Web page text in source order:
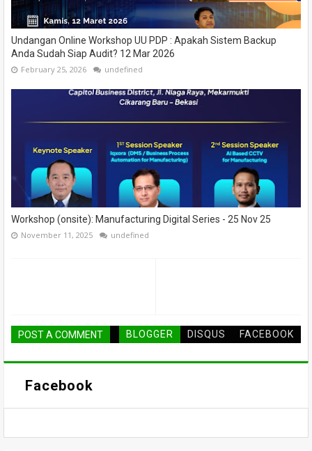
Undangan Online Workshop UU PDP : Apakah Sistem Backup
Anda Sudah Siap Audit? 12 Mar 2026
February 25, 2026 undefined
Workshop (onsite): Manufacturing Digital Series - 25 Nov 25
November 11, 2025 undefined
POST A COMMENT BLOGGER DISQUS FACEBOOK
Facebook